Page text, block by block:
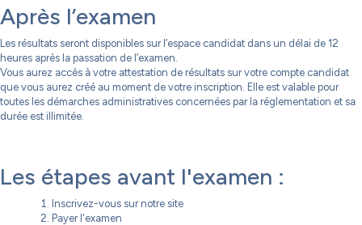
Après l’examen
Les résultats seront disponibles sur l’espace candidat dans un délai de 12
heures après la passation de l’examen.
Vous aurez accès à votre attestation de résultats sur votre compte candidat
que vous aurez créé au moment de votre inscription. Elle est valable pour
toutes les démarches administratives concernées par la réglementation et sa
durée est illimitée.
Les étapes avant l'examen :
Inscrivez-vous sur notre site
Payer l'examen